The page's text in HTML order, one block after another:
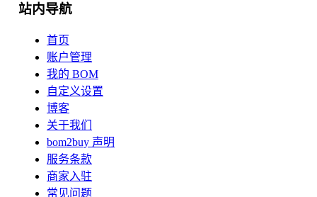
站内导航
首页
账户管理
我的 BOM
自定义设置
博客
关于我们
bom2buy 声明
服务条款
商家入驻
常见问题